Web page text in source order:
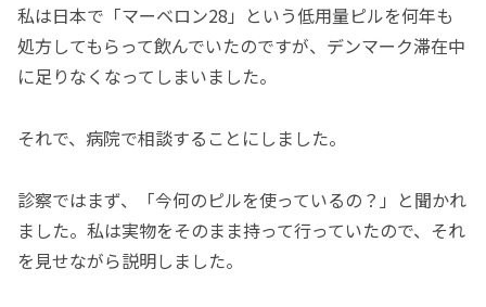
私は日本で「マーベロン28」という低用量ピルを何年も
処方してもらって飲んでいたのですが、デンマーク滞在中
に足りなくなってしまいました。
それで、病院で相談することにしました。
診察ではまず、「今何のピルを使っているの？」と聞かれ
ました。私は実物をそのまま持って行っていたので、それ
を見せながら説明しました。